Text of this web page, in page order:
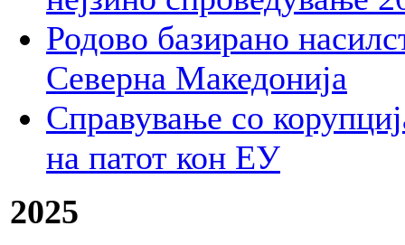
Родово базирано
Северна Македонија
Справување со
на патот кон ЕУ
2025